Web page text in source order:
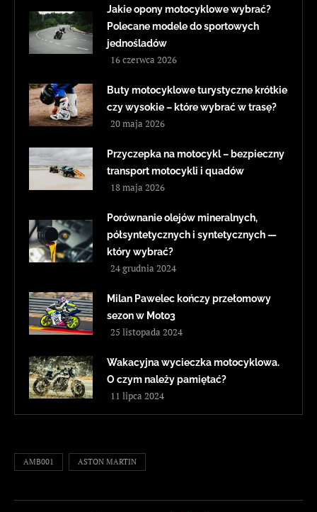
Jakie opony motocyklowe wybrać?
Polecane modele do sportowych
jednośladów
16 czerwca 2026
Buty motocyklowe turystyczne krótkie
czy wysokie – które wybrać w trasę?
20 maja 2026
Przyczepka na motocykl – bezpieczny
transport motocykli i quadów
18 maja 2026
Porównanie olejów mineralnych,
półsyntetycznych i syntetycznych —
który wybrać?
24 grudnia 2024
Milan Pawelec kończy przełomowy
sezon w Moto3
25 listopada 2024
Wakacyjna wycieczka motocyklowa.
O czym należy pamiętać?
11 lipca 2024
AMB001 ASTON MARTIN